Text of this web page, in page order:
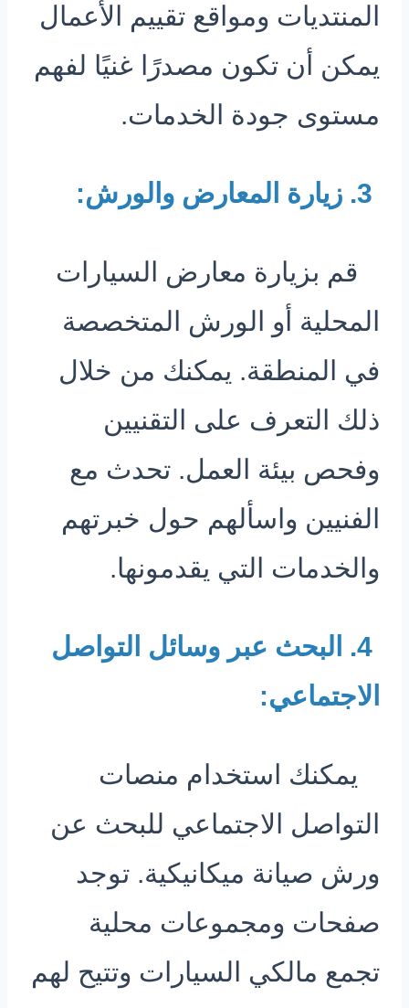
المنتديات ومواقع تقييم الأعمال
يمكن أن تكون مصدرًا غنيًا لفهم
مستوى جودة الخدمات.
قم بزيارة معارض السيارات
المحلية أو الورش المتخصصة
في المنطقة. يمكنك من خلال
ذلك التعرف على التقنيين
وفحص بيئة العمل. تحدث مع
الفنيين واسألهم حول خبرتهم
والخدمات التي يقدمونها.
4. البحث عبر وسائل التواصل
الاجتماعي:
يمكنك استخدام منصات
التواصل الاجتماعي للبحث عن
ورش صيانة ميكانيكية. توجد
صفحات ومجموعات محلية
تجمع مالكي السيارات وتتيح لهم